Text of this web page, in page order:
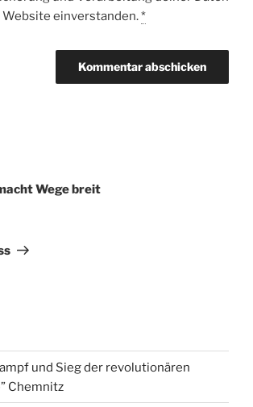
einverstanden.*
Wege breit
und Sieg der revolutionären
Chemnitz